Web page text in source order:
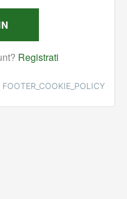
FOOTER_COOKIE_POLICY